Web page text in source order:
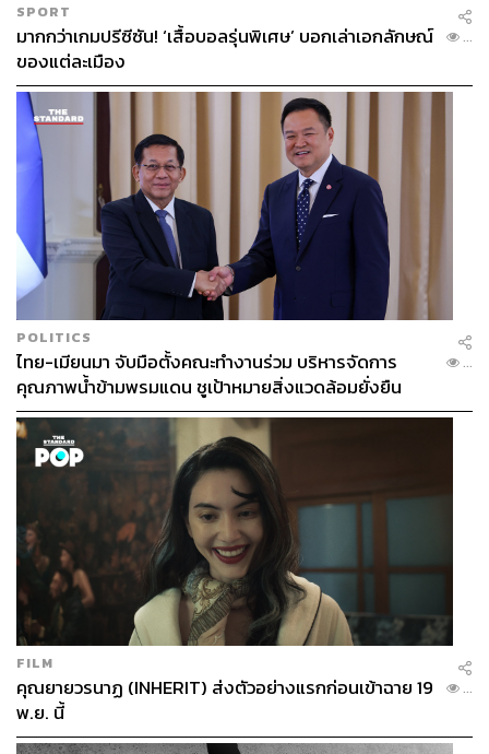
SPORT
มากกว่าเกมปรีซีซัน! ‘เสื้อบอลรุ่นพิเศษ’ บอกเล่าเอกลักษณ์
ของแต่ละเมือง
...
POLITICS
ไทย-เมียนมา จับมือตั้งคณะทำงานร่วม บริหารจัดการ
คุณภาพน้ำข้ามพรมแดน ชูเป้าหมายสิ่งแวดล้อมยั่งยืน
...
FILM
คุณยายวรนาฏ (INHERIT) ส่งตัวอย่างแรกก่อนเข้าฉาย 19
พ.ย. นี้
...